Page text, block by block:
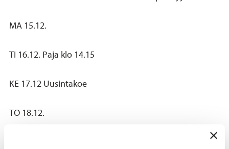
MA 15.12.
TI 16.12. Paja klo 14.15
KE 17.12 Uusintakoe
TO 18.12.